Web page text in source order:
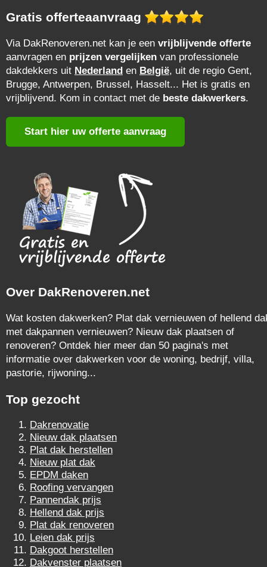
Gratis offerteaanvraag
Via DakRenoveren.net kan je een vrijblijvende offerte
aanvragen en prijzen vergelijken van professionele
dakdekkers uit Nederland en België, uit de regio Gent,
Brugge, Antwerpen, Brussel, Hasselt... Het is gratis en
vrijblijvend. Kom in contact met de beste dakwerkers.
Start hier uw offerte aanvraag
Over DakRenoveren.net
Wat kosten dakwerken? Plat dak vernieuwen of hellend
met dakpannen vernieuwen? Nieuw dak plaatsen of
renoveren? Ontdek hier meer dan 50 pagina's met
informatie over dakwerken voor de woning, bedrijf, villa,
pastorie, rijwoning...
Top gezocht
Dakrenovatie
Nieuw dak plaatsen
Plat dak herstellen
Nieuw plat dak
EPDM daken
Roofing vervangen
Pannendak prijs
Hellend dak prijs
Plat dak renoveren
Leien dak prijs
Dakgoot herstellen
Dakvenster plaatsen